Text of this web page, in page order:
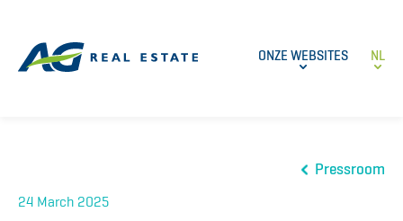
ONZE WEBSITES NL
Pressroom
24 March 2025